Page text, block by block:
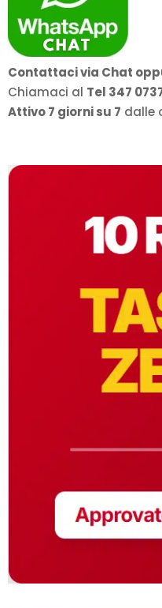
Contattaci via Chat
Chiamaci al Tel 347
Attivo 7 giorni su 7 dalle